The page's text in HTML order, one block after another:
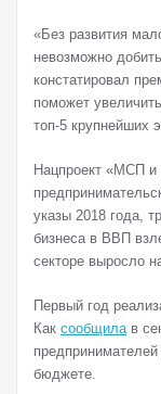
«Без развития
невозможно
констатировал
поможет
топ-5 крупнейших
Нацпроект «МСП и
указы 2018 года,
бизнеса в ВВП
секторе выросло
Первый год
Как сообщилав
бюджете.